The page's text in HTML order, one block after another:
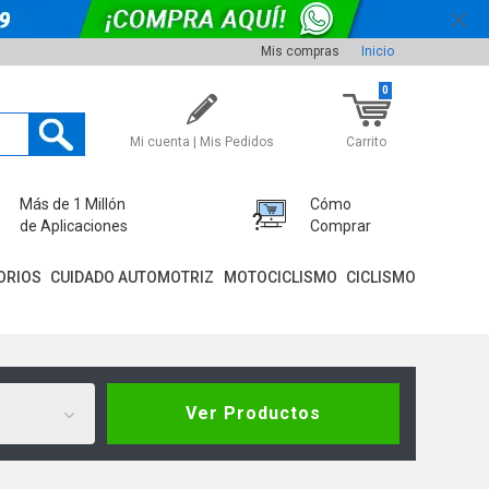
Mis compras Inicio
Mi cuenta | Mis Pedidos Carrito
0
Más de 1 Millón
de Aplicaciones
Cómo
Comprar
CUIDADO AUTOMOTRIZ MOTOCICLISMO CICLISMO
Ver Productos